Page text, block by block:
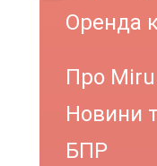
Оренда
Про
Новини
БПР